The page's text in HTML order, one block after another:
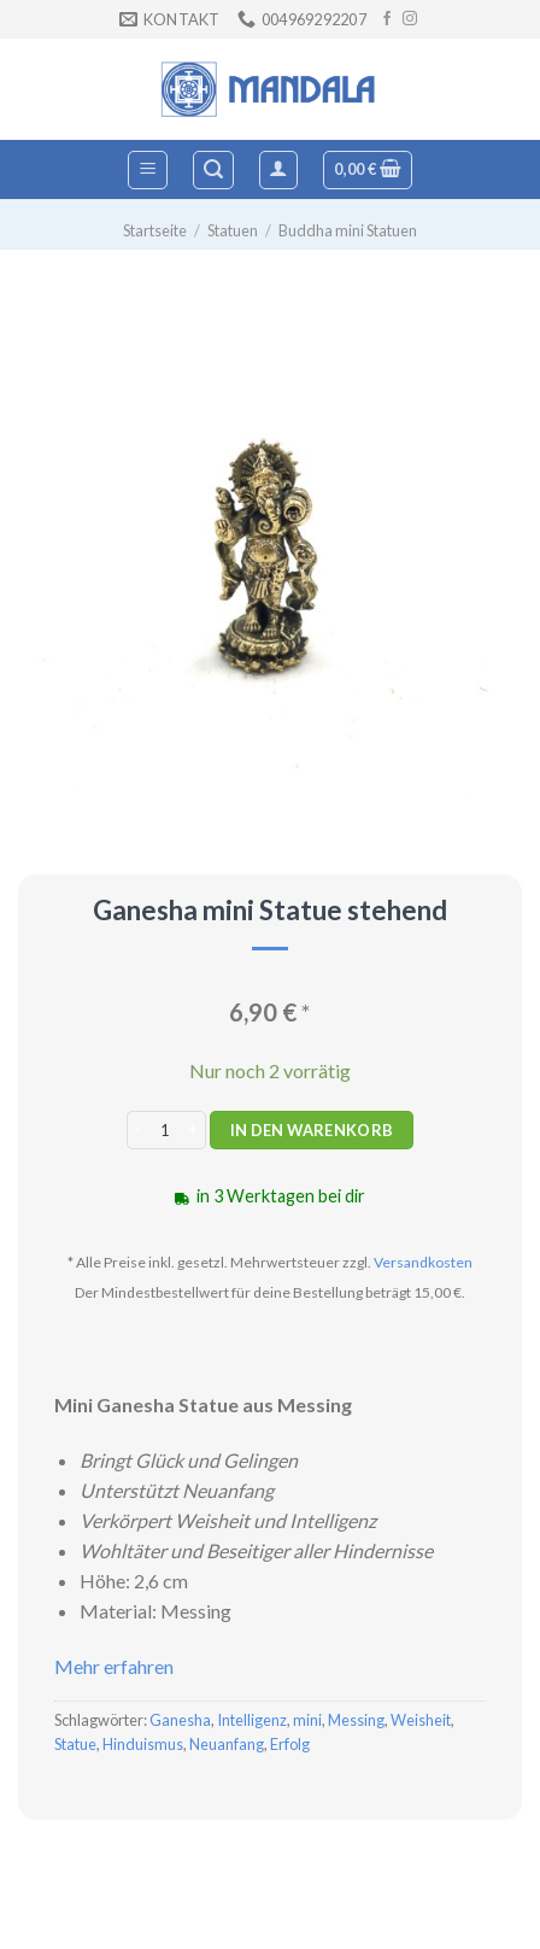
KONTAKT 004969292207
0,00€
Startseite / Statuen / Buddha mini Statuen
Ganesha mini Statue stehend
6,90 €*
Nur noch 2 vorrätig
Ganesha mini Statue stehend Menge
IN DEN WARENKORB
in 3 Werktagen bei dir
* Alle Preise inkl. gesetzl. Mehrwertsteuer zzgl. Versandkosten
Der Mindestbestellwert für deine Bestellung beträgt 15,00 €.
Mini Ganesha Statue aus Messing
Bringt Glück und Gelingen
Unterstützt Neuanfang
Verkörpert Weisheit und Intelligenz
Wohltäter und Beseitiger aller Hindernisse
Höhe: 2,6 cm
Material: Messing
Mehr erfahren
Schlagwörter:Ganesha, Intelligenz,mini,Messing,Weisheit,
Statue,Hinduismus,Neuanfang,Erfolg